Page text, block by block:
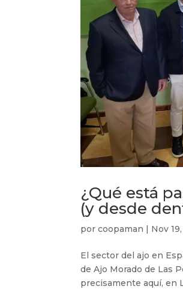
¿Qué está
(y desde
porcoopaman | Nov
El sector del ajo en
de Ajo Morado de Las
precisamente aquí, en